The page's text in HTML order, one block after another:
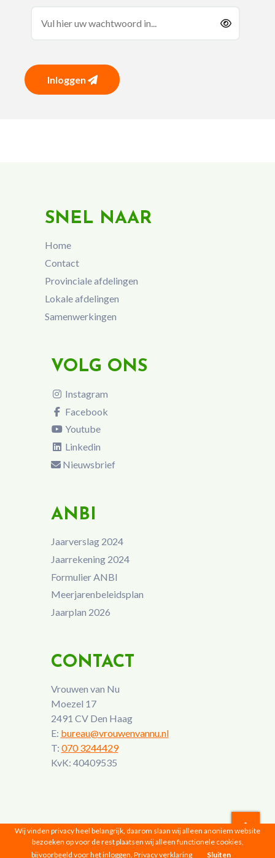
Inloggen
SNEL NAAR
Home
Contact
Provinciale afdelingen
Lokale afdelingen
Samenwerkingen
VOLG ONS
Instagram
Facebook
Youtube
Linkedin
Nieuwsbrief
ANBI
Jaarverslag 2024
Jaarrekening 2024
Formulier ANBI
Meerjarenbeleidsplan
Jaarplan 2026
CONTACT
Vrouwen van Nu
Moezel 17
2491 CV Den Haag
E: bureau@vrouwenvannu.nl
T: 070 3244429
KvK: 40409535
Vrouwen van Nu © 2026 |Privacyverklaring
Wij vinden privacy heel belangrijk, daarom slaan wij alleen anoniem website
bezoeken op voor de rest plaatsen wij alleen functionele cookies,
bijvoorbeeld voor het inloggen. Privacy verklaring Sluiten